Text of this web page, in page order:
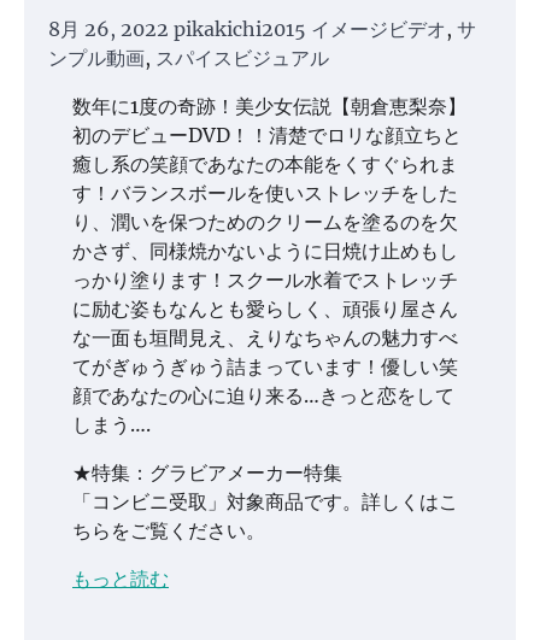
8月 26, 2022 pikakichi2015 イメージビデオ , サ
ンプル動画, スパイスビジュアル
数年に1度の奇跡！美少女伝説【朝倉恵梨奈】
初のデビューDVD！！清楚でロリな顔立ちと
癒し系の笑顔であなたの本能をくすぐられま
す！バランスボールを使いストレッチをした
り、潤いを保つためのクリームを塗るのを欠
かさず、同様焼かないように日焼け止めもし
っかり塗ります！スクール水着でストレッチ
に励む姿もなんとも愛らしく、頑張り屋さん
な一面も垣間見え、えりなちゃんの魅力すべ
てがぎゅうぎゅう詰まっています！優しい笑
顔であなたの心に迫り来る…きっと恋をして
しまう….
★特集：グラビアメーカー特集
「コンビニ受取」対象商品です。詳しくはこ
ちらをご覧ください。
もっと読む